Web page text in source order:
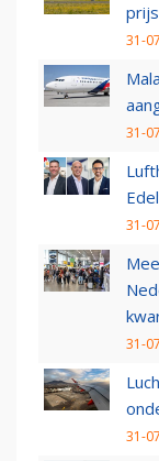
31-
31-
31-
31-
31-